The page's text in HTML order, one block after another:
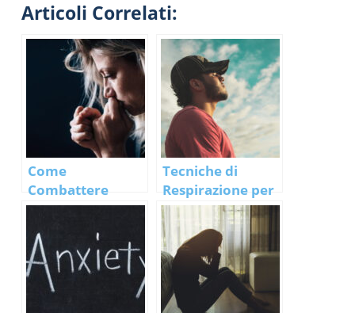
Articoli Correlati:
Come
Combattere
l’Ansia: 3
Tecniche Pratiche
(e gli errori da
NON fare)
Tecniche di
Respirazione per
Ansia e Stress…
funzionano
davvero?